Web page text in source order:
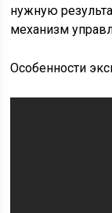
нужную
механизм
Особенности